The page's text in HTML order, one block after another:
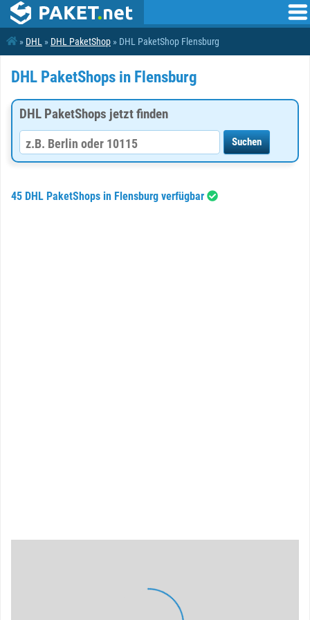
» DHL » DHL PaketShop » DHL PaketShop Flensburg
DHL PaketShops in Flensburg
DHL PaketShops jetzt finden
45 DHL PaketShops in Flensburg verfügbar